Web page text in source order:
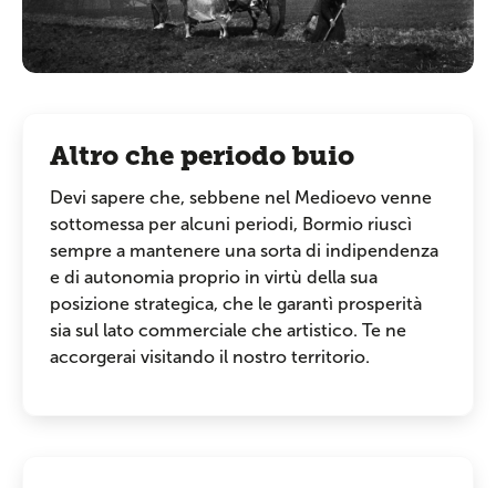
Altro che periodo buio
Devi sapere che, sebbene nel Medioevo venne
sottomessa per alcuni periodi, Bormio riuscì
sempre a mantenere una sorta di indipendenza
e di autonomia proprio in virtù della sua
posizione strategica, che le garantì prosperità
sia sul lato commerciale che artistico. Te ne
accorgerai visitando il nostro territorio.